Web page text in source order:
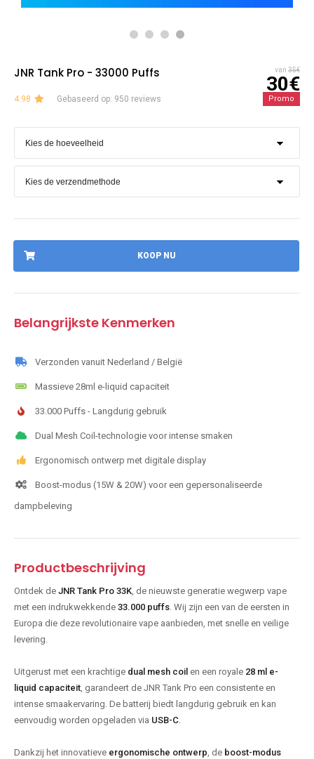
JNR Tank Pro - 33000 Puffs van 35€
30€
4.98 Gebaseerd op: 950 reviews Promo
KOOP NU
Belangrijkste Kenmerken
Verzonden vanuit Nederland / België
Massieve 28ml e-liquid capaciteit
33.000 Puffs - Langdurig gebruik
Dual Mesh Coil-technologie voor intense smaken
Ergonomisch ontwerp met digitale display
Boost-modus (15W & 20W) voor een gepersonaliseerde
dampbeleving
Productbeschrijving
Ontdek de JNR Tank Pro 33K, de nieuwste generatie wegwerp vape
met een indrukwekkende 33.000 puffs. Wij zijn een van de eersten in
Europa die deze revolutionaire vape aanbieden, met snelle en veilige
levering.
Uitgerust met een krachtige dual mesh coil en een royale 28 ml e-
liquid capaciteit, garandeert de JNR Tank Pro een consistente en
intense smaakervaring. De batterij biedt langdurig gebruik en kan
eenvoudig worden opgeladen via USB-C.
Dankzij het innovatieve ergonomische ontwerp, de boost-modus